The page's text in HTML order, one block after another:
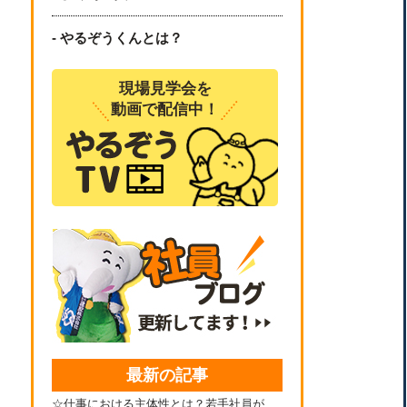
- やるぞうくんとは？
現場見学会を
動画で配信中！
最新の記事